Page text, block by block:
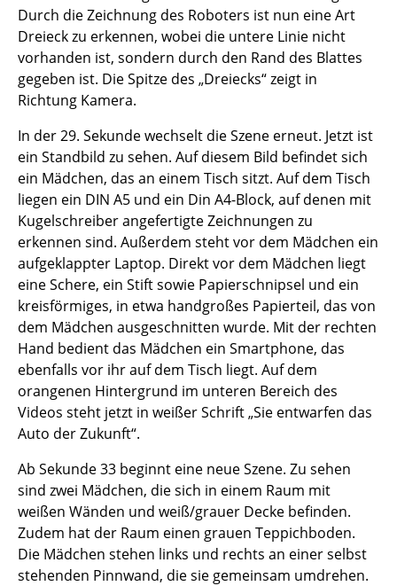
Durch die Zeichnung des Roboters ist nun eine Art
Dreieck zu erkennen, wobei die untere Linie nicht
vorhanden ist, sondern durch den Rand des Blattes
gegeben ist. Die Spitze des „Dreiecks“ zeigt in
Richtung Kamera.
In der 29. Sekunde wechselt die Szene erneut. Jetzt ist
ein Standbild zu sehen. Auf diesem Bild befindet sich
ein Mädchen, das an einem Tisch sitzt. Auf dem Tisch
liegen ein DIN A5 und ein Din A4-Block, auf denen mit
Kugelschreiber angefertigte Zeichnungen zu
erkennen sind. Außerdem steht vor dem Mädchen ein
aufgeklappter Laptop. Direkt vor dem Mädchen liegt
eine Schere, ein Stift sowie Papierschnipsel und ein
kreisförmiges, in etwa handgroßes Papierteil, das von
dem Mädchen ausgeschnitten wurde. Mit der rechten
Hand bedient das Mädchen ein Smartphone, das
ebenfalls vor ihr auf dem Tisch liegt. Auf dem
orangenen Hintergrund im unteren Bereich des
Videos steht jetzt in weißer Schrift „Sie entwarfen das
Auto der Zukunft“.
Ab Sekunde 33 beginnt eine neue Szene. Zu sehen
sind zwei Mädchen, die sich in einem Raum mit
weißen Wänden und weiß/grauer Decke befinden.
Zudem hat der Raum einen grauen Teppichboden.
Die Mädchen stehen links und rechts an einer selbst
stehenden Pinnwand, die sie gemeinsam umdrehen.